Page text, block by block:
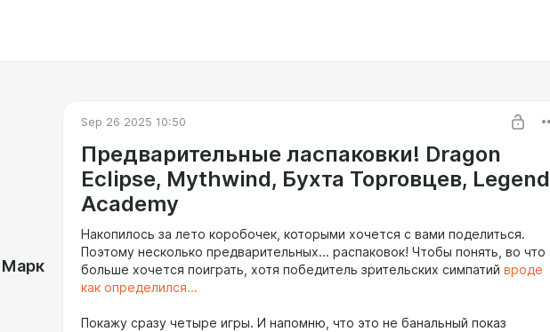
Марк
Sep 26 2025 10:50
Предварительные ласпаковки! Dragon
Eclipse, Mythwind, Бухта Торговцев, Legend
Academy
Накопилось за лето коробочек, которыми хочется с вами поделиться.
Поэтому несколько предварительных... распаковок! Чтобы понять, во что
больше хочется поиграть, хотя победитель зрительских симпатий вроде
как определился...
Покажу сразу четыре игры. И напомню, что это не банальный показ